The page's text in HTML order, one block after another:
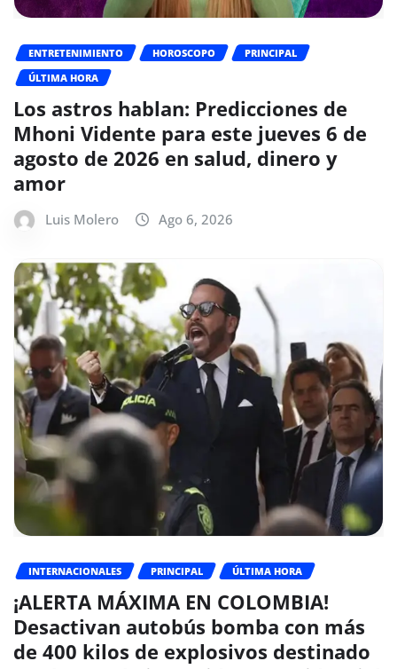
ENTRETENIMIENTO HOROSCOPO
PRINCIPAL
ÚLTIMA HORA
Los astros hablan: Predicciones de
Mhoni Vidente para este jueves 6 de
agosto de 2026 en salud, dinero y
amor
Luis Molero Ago 6, 2026
INTERNACIONALES PRINCIPAL ÚLTIMA HORA
¡ALERTA MÁXIMA EN COLOMBIA!
Desactivan autobús bomba con más
de 400 kilos de explosivos destinado